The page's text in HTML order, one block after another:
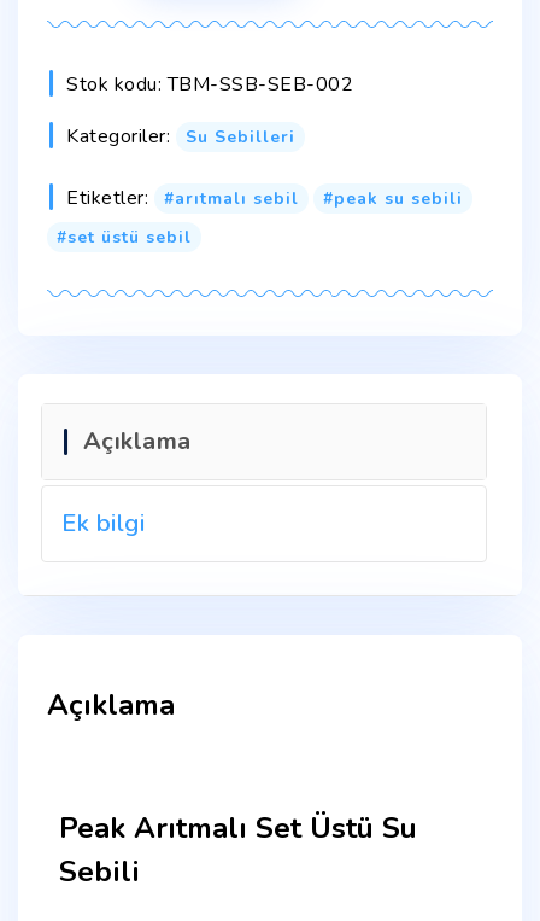
Stok kodu:TBM-SSB-SEB-002
Kategoriler:
Su Sebilleri
Etiketler: arıtmalı sebil
peak su sebili
set üstü sebil
Açıklama
Ek bilgi
Açıklama
Peak Arıtmalı Set Üstü Su
Sebili